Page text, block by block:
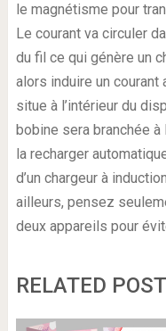
le magnétisme pour
Le courant va circuler
du fil ce qui génère un
alors induire un
situe à l’intérieur du
bobine sera branchée
la recharger
d’un chargeur à
ailleurs, pensez
deux appareils pour
RELATED